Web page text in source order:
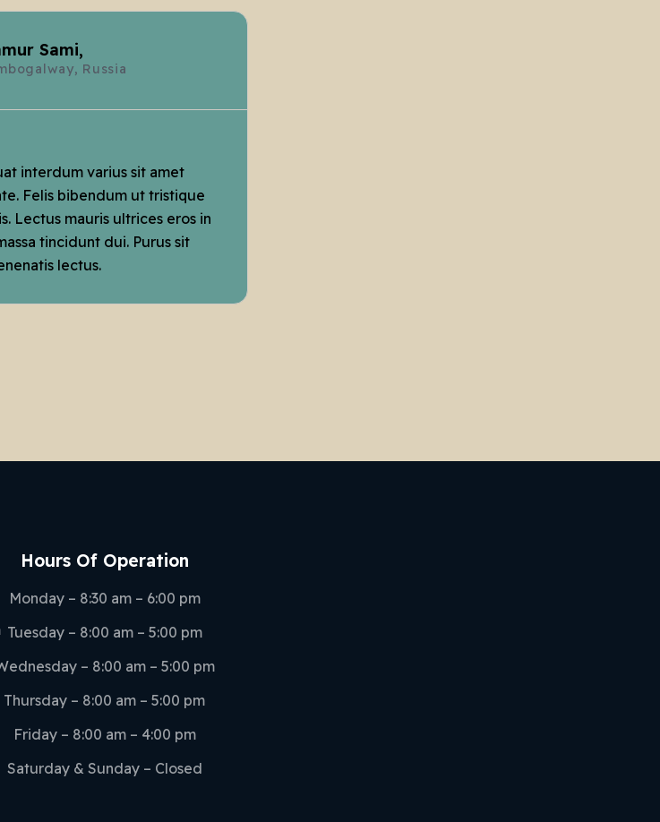
Sami,
Russia
interdum varius sit amet
Felis bibendum ut tristique
Lectus mauris ultrices eros in
tincidunt dui. Purus sit
lectus.
Hours Of Operation
Monday – 8:30 am – 6:00 pm
Tuesday – 8:00 am – 5:00 pm
– 8:00 am – 5:00 pm
Thursday – 8:00 am – 5:00 pm
Friday – 8:00 am – 4:00 pm
Saturday & Sunday – Closed